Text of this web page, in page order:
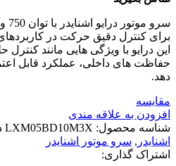
برای کنترل دقیق حرکت در
این درایو با ویژگی هایی مانند
حفاظت های داخلی، عملکرد قابل
دهد.
مقایسه
افزودن به علاقه مندی
شناسه محصول: LXM05BD10M3X
اشنایدر , سرو موتور اشنایدر
اشتراک گذاری: